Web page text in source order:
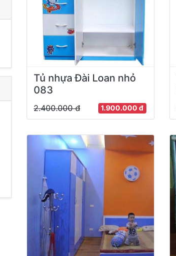
Tủ nhựa Đài Loan nhỏ
083
2.400.000 đ 1.900.000 đ